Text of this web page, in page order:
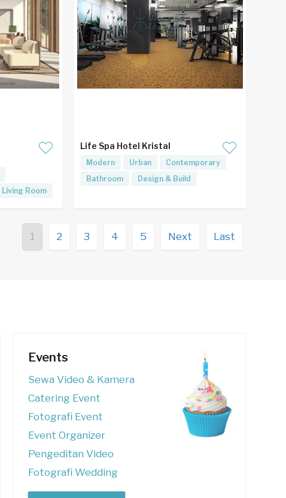
Living Room
Life Spa Hotel Kristal
Modern Urban
Contemporary
Bathroom
Design & Build
1 2 3 4 5 Next Last
Events
Sewa Video & Kamera
Catering Event
Fotografi Event
Event Organizer
Pengeditan Video
Fotografi Wedding